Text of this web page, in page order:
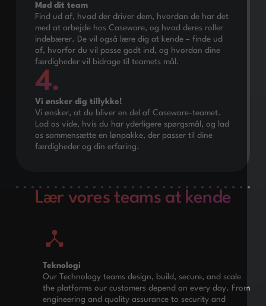
Mød dit team
Find ud af, hvad der driver dem, hvordan de har det
med at arbejde hos Caseware, og hvad deres roller
indebærer. De vil også lære dig at kende – finde ud
af, hvorfor du vil passe godt ind, og hvordan dine
færdigheder vil bidrage til teamets mål.
Vi ønsker dig tillykke!
Vi ønsker, at du bliver en del af Caseware-teamet.
Lad os vide, hvis du har yderligere spørgsmål, og lad
os sammensætte en lønpakke, der passer til dine
færdigheder og din erfaring.
Lær vores teams at kende
Teknologi
Our Technology teams design, build, secure, and scale
the platforms our customers depend on every day. From
engineering and quality assurance to security and